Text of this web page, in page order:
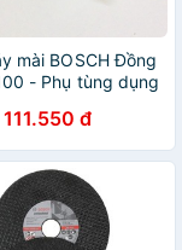
mài BOSCH Đồng
- Phụ tùng dụng
111.550 đ